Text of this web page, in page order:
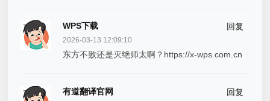
WPS下载 回复
2026-03-13 12:09:10
东方不败还是灭绝师太啊？https://x-wps.com.cn
有道翻译官网 回复